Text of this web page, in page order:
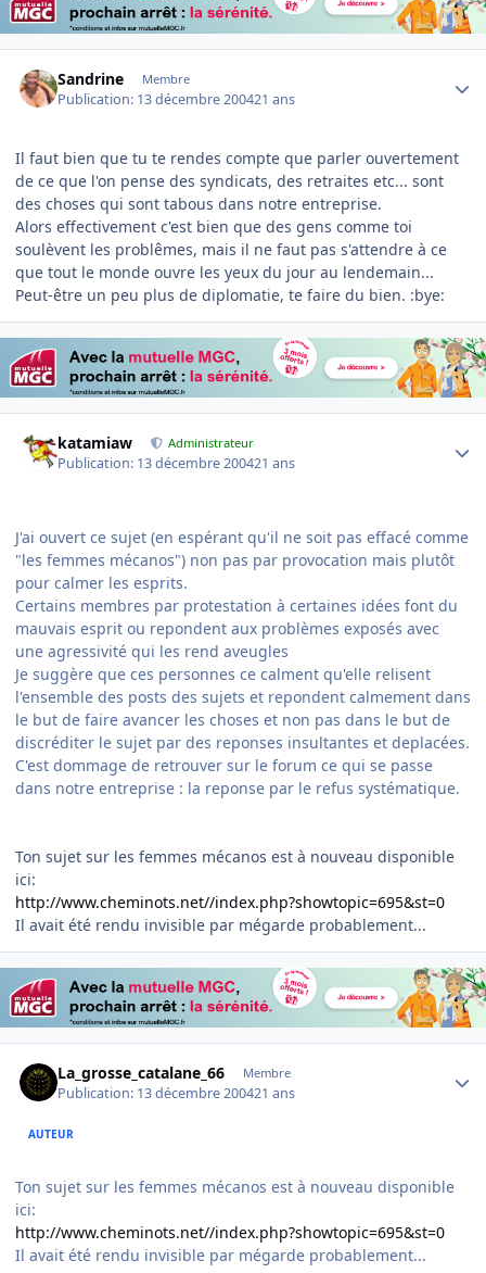
Sandrine Membre
Publication: 13 décembre 200421 ans
Il faut bien que tu te rendes compte que parler ouvertement
de ce que l'on pense des syndicats, des retraites etc... sont
des choses qui sont tabous dans notre entreprise.
Alors effectivement c'est bien que des gens comme toi
soulèvent les problêmes, mais il ne faut pas s'attendre à ce
que tout le monde ouvre les yeux du jour au lendemain...
Peut-être un peu plus de diplomatie, te faire du bien. :bye:
katamiaw Administrateur
Publication: 13 décembre 200421 ans
J'ai ouvert ce sujet (en espérant qu'il ne soit pas effacé comme
"les femmes mécanos") non pas par provocation mais plutôt
pour calmer les esprits.
Certains membres par protestation à certaines idées font du
mauvais esprit ou repondent aux problèmes exposés avec
une agressivité qui les rend aveugles
Je suggère que ces personnes ce calment qu'elle relisent
l'ensemble des posts des sujets et repondent calmement dans
le but de faire avancer les choses et non pas dans le but de
discréditer le sujet par des reponses insultantes et deplacées.
C'est dommage de retrouver sur le forum ce qui se passe
dans notre entreprise : la reponse par le refus systématique.
Ton sujet sur les femmes mécanos est à nouveau disponible
ici:
http://www.cheminots.net//index.php?showtopic=695&st=0
Il avait été rendu invisible par mégarde probablement...
La_grosse_catalane_66 Membre
Publication: 13 décembre 200421 ans
AUTEUR
Ton sujet sur les femmes mécanos est à nouveau disponible
ici:
http://www.cheminots.net//index.php?showtopic=695&st=0
Il avait été rendu invisible par mégarde probablement...